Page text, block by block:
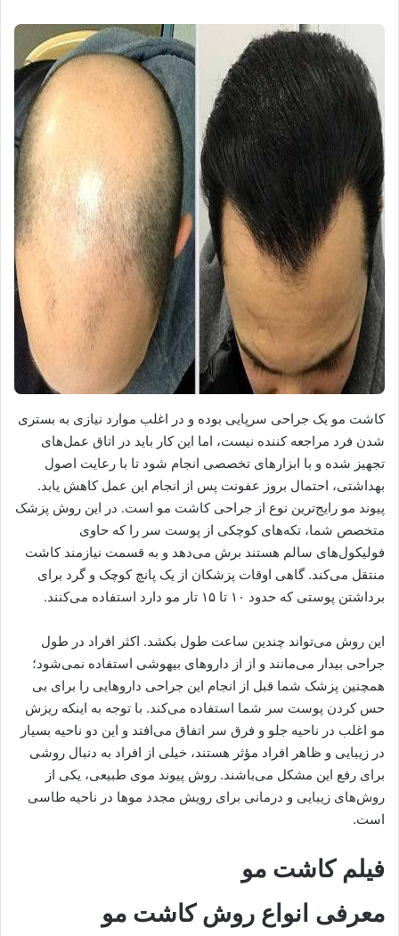
کاشت مو یک جراحی سرپایی بوده و در اغلب موارد نیازی به بستری
شدن فرد مراجعه کننده نیست، اما این کار باید در اتاق عمل‌های
تجهیز شده و با ابزارهای تخصصی انجام شود تا با رعایت اصول
بهداشتی، احتمال بروز عفونت پس از انجام این عمل کاهش یابد.
پیوند مو رایج‌ترین نوع از جراحی کاشت مو است. در این روش پزشک
متخصص شما، تکه‌های کوچکی از پوست سر را که حاوی
فولیکول‌های سالم هستند برش می‌دهد و به قسمت نیازمند کاشت
منتقل می‌کند. گاهی اوقات پزشکان از یک پانچ کوچک و گرد برای
برداشتن پوستی که حدود ۱۰ تا ۱۵ تار مو دارد استفاده می‌کنند.
این روش می‌تواند چندین ساعت طول بکشد. اکثر افراد در طول
جراحی بیدار می‌مانند و از از داروهای بیهوشی استفاده نمی‌شود؛
همچنین پزشک شما قبل از انجام این جراحی داروهایی را برای بی
حس کردن پوست سر شما استفاده می‌کند. با توجه به اینکه ریزش
مو اغلب در ناحیه جلو و فرق سر اتفاق می‌افتد و این دو ناحیه بسیار
در زیبایی و ظاهر افراد مؤثر هستند، خیلی از افراد به دنبال روشی
برای رفع این مشکل می‌باشند. روش پیوند موی طبیعی، یکی از
روش‌های زیبایی و درمانی برای رویش مجدد موها در ناحیه طاسی
است.
فیلم کاشت مو
معرفی انواع روش کاشت مو